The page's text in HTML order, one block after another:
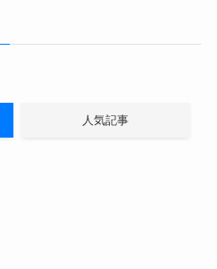
人気記事